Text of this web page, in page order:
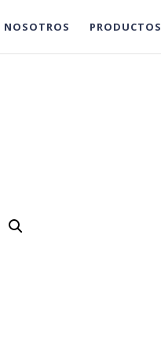
NOSOTROS PRODUCTOS